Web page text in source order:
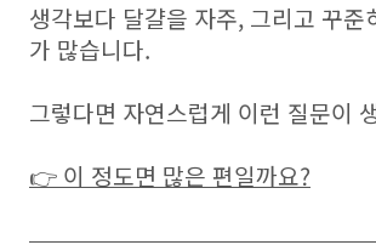
생각보다 달걀을 자주, 그리고 꾸준
가 많습니다.
그렇다면 자연스럽게 이런 질문이
👉 이 정도면 많은 편일까요?